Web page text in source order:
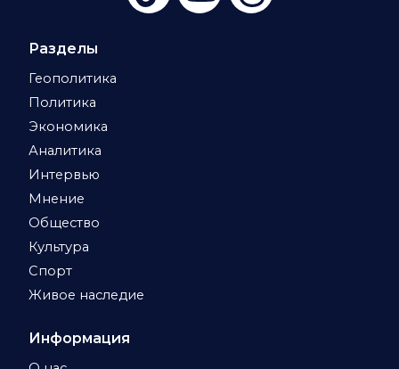
Разделы
Геополитика
Политика
Экономика
Аналитика
Интервью
Мнение
Общество
Культура
Спорт
Живое наследие
Информация